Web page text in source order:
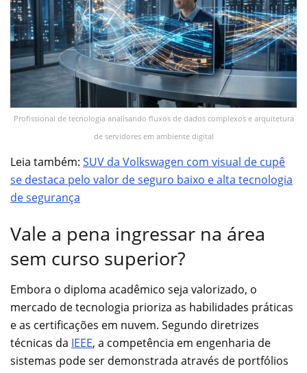
Profissional de tecnologia analisando fluxos de dados complexos e arquitetura
de servidores em ambiente digital
Leia também: SUV da Volkswagen com visual de cupê
se destaca pelo valor de seguro baixo e alta tecnologia
de segurança
Vale a pena ingressar na área
sem curso superior?
Embora o diploma acadêmico seja valorizado, o
mercado de tecnologia prioriza as habilidades práticas
e as certificações em nuvem. Segundo diretrizes
técnicas da IEEE, a competência em engenharia de
sistemas pode ser demonstrada através de portfólios